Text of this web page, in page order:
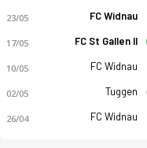
23/05 FC Widnau
17/05 FC St Gallen II
10/05 FC Widnau
02/05 Tuggen
26/04 FC Widnau